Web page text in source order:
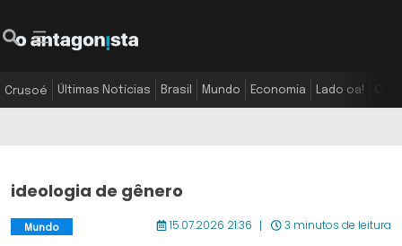
Crusoé Últimas Notícias Brasil Mundo Economia Lado oa!
ideologia de gênero
Mundo 15.07.2026 21:36 3 minutos de leitura